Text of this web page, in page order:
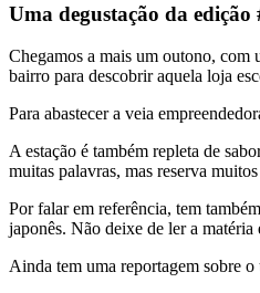
Uma degustação da edição
Chegamos a mais um outono, com
bairro para descobrir aquela loja
Para abastecer a veia
A estação é também repleta de
muitas palavras, mas reserva
Por falar em referência, tem
japonês. Não deixe de ler a matéria
Ainda tem uma reportagem sobre